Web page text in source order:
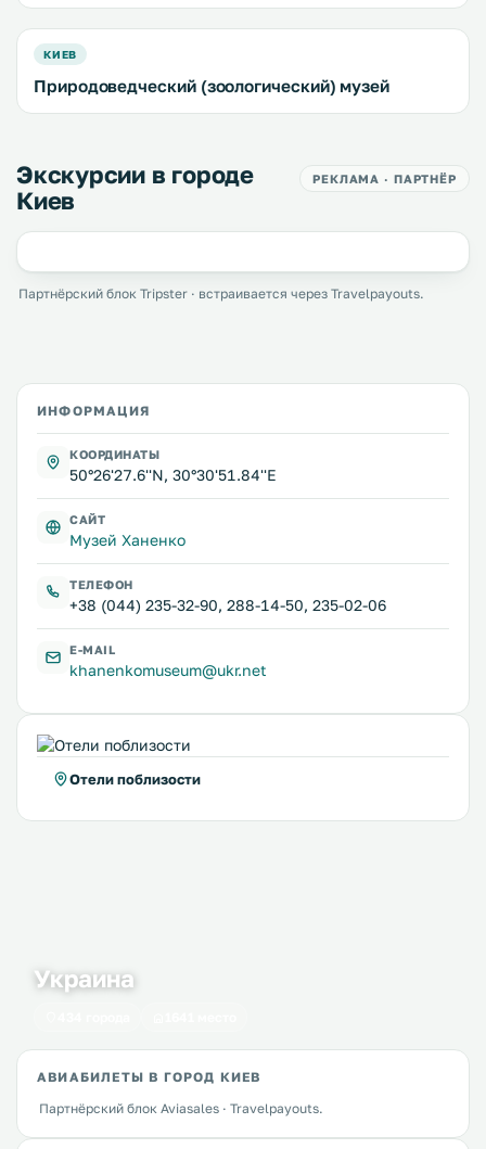
КИЕВ
Природоведческий (зоологический) музей
Экскурсии в городе
Киев
РЕКЛАМА · ПАРТНЁР
Партнёрский блок Tripster · встраивается через Travelpayouts.
ИНФОРМАЦИЯ
КООРДИНАТЫ
50°26'27.6''N, 30°30'51.84''E
САЙТ
Музей Ханенко
ТЕЛЕФОН
+38 (044) 235-32-90, 288-14-50, 235-02-06
E-MAIL
khanenkomuseum@ukr.net
Отели поблизости
Украина
АВИАБИЛЕТЫ В ГОРОД КИЕВ
Партнёрский блок Aviasales · Travelpayouts.